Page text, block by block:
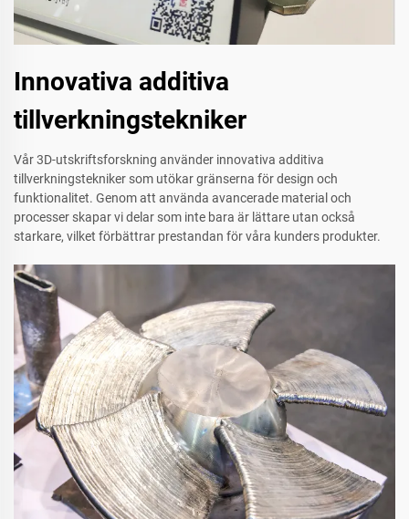
Innovativa additiva
tillverkningstekniker
Vår 3D-utskriftsforskning använder innovativa additiva
tillverkningstekniker som utökar gränserna för design och
funktionalitet. Genom att använda avancerade material och
processer skapar vi delar som inte bara är lättare utan också
starkare, vilket förbättrar prestandan för våra kunders produkter.